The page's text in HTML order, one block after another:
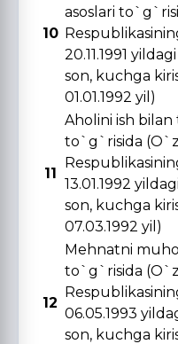
10
asoslari
20.11.1991
son, kuchga
01.01.1992 yil)
11
Aholini ish bilan
to`g`risida
13.01.1992
son, kuchga
07.03.1992 yil)
12
Mehnatni
to`g`risida
06.05.1993
son, kuchga